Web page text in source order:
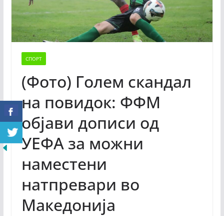
СПОРТ
(Фото) Голем скандал
на повидок: ФФМ
објави дописи од
УЕФА за можни
наместени
натпревари во
Македонија